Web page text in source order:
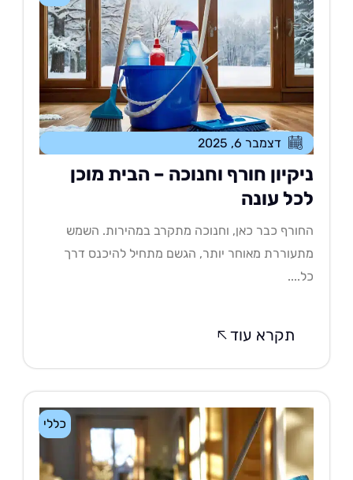
דצמבר 6, 2025
חורף וחנוכה – הבית מוכן
עונה
כבר כאן, וחנוכה מתקרב במהירות. השמש
מאוחר יותר, הגשם מתחיל להיכנס דרך
תקרא עוד
כללי